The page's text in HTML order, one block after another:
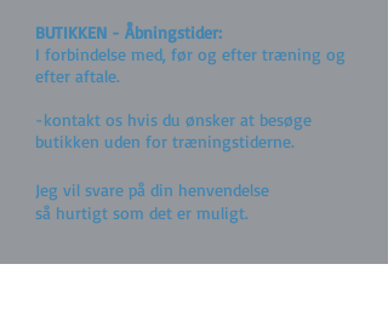
BUTIKKEN - Åbningstider:
I forbindelse med, før og efter træning og
efter aftale.
-kontakt os hvis du ønsker at besøge
butikken uden for træningstiderne.
Jeg vil svare på din henvendelse
så hurtigt som det er muligt.